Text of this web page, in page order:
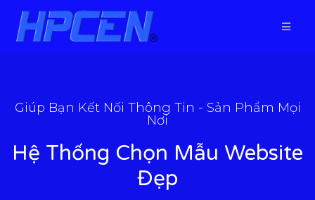
Giúp Bạn Kết Nối Thông Tin - Sản Phẩm Mọi
Nơi
Hệ Thống Chọn Mẫu Website
Đẹp